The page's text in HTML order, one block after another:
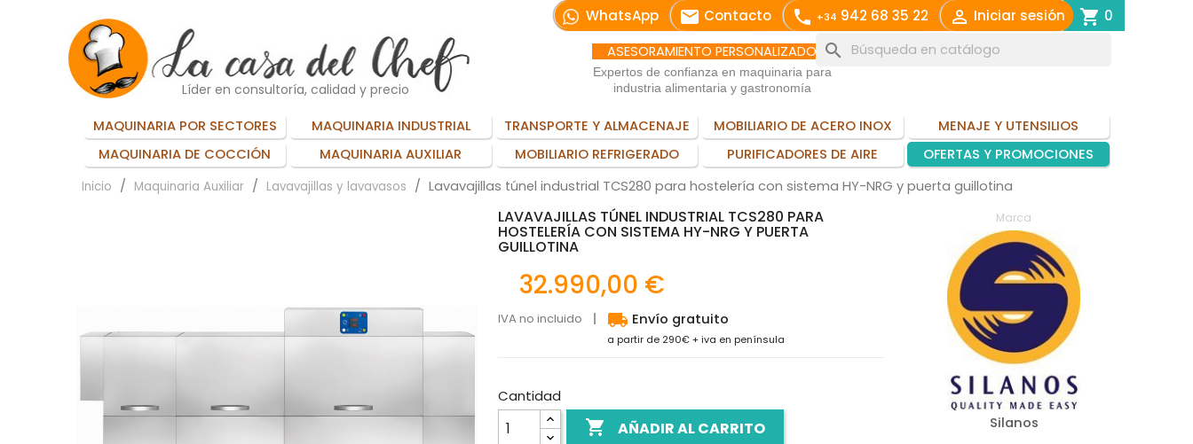
WhatsApp email Contacto call +34 942 68 35 22  Iniciar sesión shopping_cart 0
Líder en consultoría, calidad y precio
ASESORAMIENTO PERSONALIZADO
Expertos de confianza en maquinaria para
industria alimentaria y gastronomía
search
MAQUINARIA POR SECTORES MAQUINARIA INDUSTRIAL TRANSPORTE Y ALMACENAJE MOBILIARIO DE ACERO INOX
MENAJE Y UTENSILIOS
MAQUINARIA DE COCCIÓN
MAQUINARIA AUXILIAR MOBILIARIO REFRIGERADO PURIFICADORES DE AIRE OFERTAS Y PROMOCIONES
Inicio Maquinaria Auxiliar Lavavajillas y lavavasos Lavavajillas túnel industrial TCS280 para hostelería con sistema HY-NRG y puerta guillotina
LAVAVAJILLAS TÚNEL INDUSTRIAL TCS280 PARA
HOSTELERÍA CON SISTEMA HY-NRG Y PUERTA
GUILLOTINA
32.990,00 €
IVA no incluido local_shipping Envío gratuito
a partir de 290€ + iva en península
Cantidad
 AÑADIR AL CARRITO
Marca
Silanos